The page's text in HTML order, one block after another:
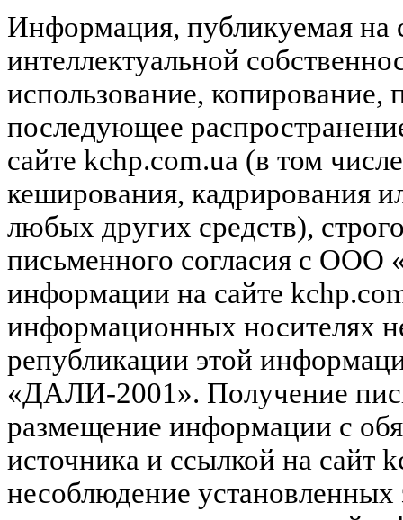
Информация, публикуемая на
интеллектуальной
использование, копирование,
последующее
сайте kchp.com.ua (в том
кеширования, кадрирования
любых других средств),
письменного согласия с
информации на сайте
информационных носителях
републикации этой
«ДАЛИ-2001». Получение
размещение информации с
источника и ссылкой на сайт
несоблюдение установленных